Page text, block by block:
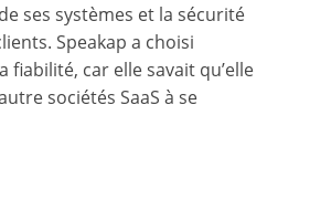
ses systèmes et la sécurité
Speakap a choisi
fiabilité, car elle savait qu’elle
sociétés SaaS à se